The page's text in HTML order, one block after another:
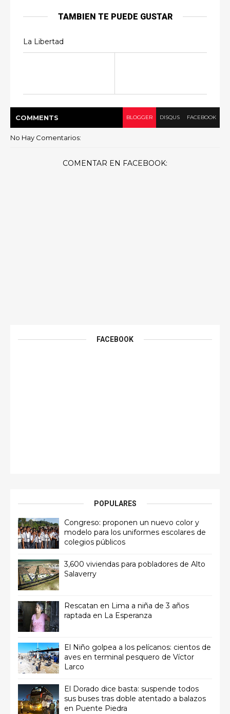
TAMBIEN TE PUEDE GUSTAR
La Libertad
COMMENTS BLOGGER DISQUS FACEBOOK
No Hay Comentarios:
COMENTAR EN FACEBOOK:
FACEBOOK
POPULARES
Congreso: proponen un nuevo color y
modelo para los uniformes escolares de
colegios públicos
3,600 viviendas para pobladores de Alto
Salaverry
Rescatan en Lima a niña de 3 años
raptada en La Esperanza
El Niño golpea a los pelícanos: cientos de
aves en terminal pesquero de Víctor
Larco
El Dorado dice basta: suspende todos
sus buses tras doble atentado a balazos
en Puente Piedra